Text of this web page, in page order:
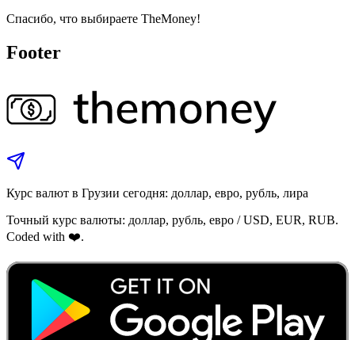
Спасибо, что выбираете TheMoney!
Footer
Курс валют в Грузии сегодня: доллар, евро, рубль, лира
Точный курс валюты: доллар, рубль, евро / USD, EUR, RUB.
Coded with ❤️.